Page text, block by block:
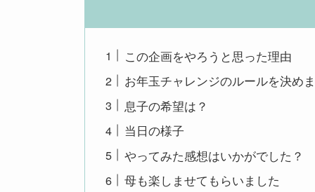
この企画をやろうと思った理由
お年玉チャレンジのルールを決め
息子の希望は？
当日の様子
やってみた感想はいかがでした？
母も楽しませてもらいました